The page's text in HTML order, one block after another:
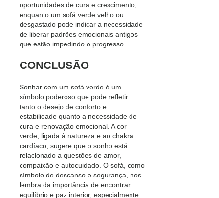
oportunidades de cura e crescimento,
enquanto um sofá verde velho ou
desgastado pode indicar a necessidade
de liberar padrões emocionais antigos
que estão impedindo o progresso.
CONCLUSÃO
Sonhar com um sofá verde é um
símbolo poderoso que pode refletir
tanto o desejo de conforto e
estabilidade quanto a necessidade de
cura e renovação emocional. A cor
verde, ligada à natureza e ao chakra
cardíaco, sugere que o sonho está
relacionado a questões de amor,
compaixão e autocuidado. O sofá, como
símbolo de descanso e segurança, nos
lembra da importância de encontrar
equilíbrio e paz interior, especialmente